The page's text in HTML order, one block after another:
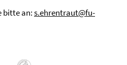
bitte an:s.ehrentraut@fu-